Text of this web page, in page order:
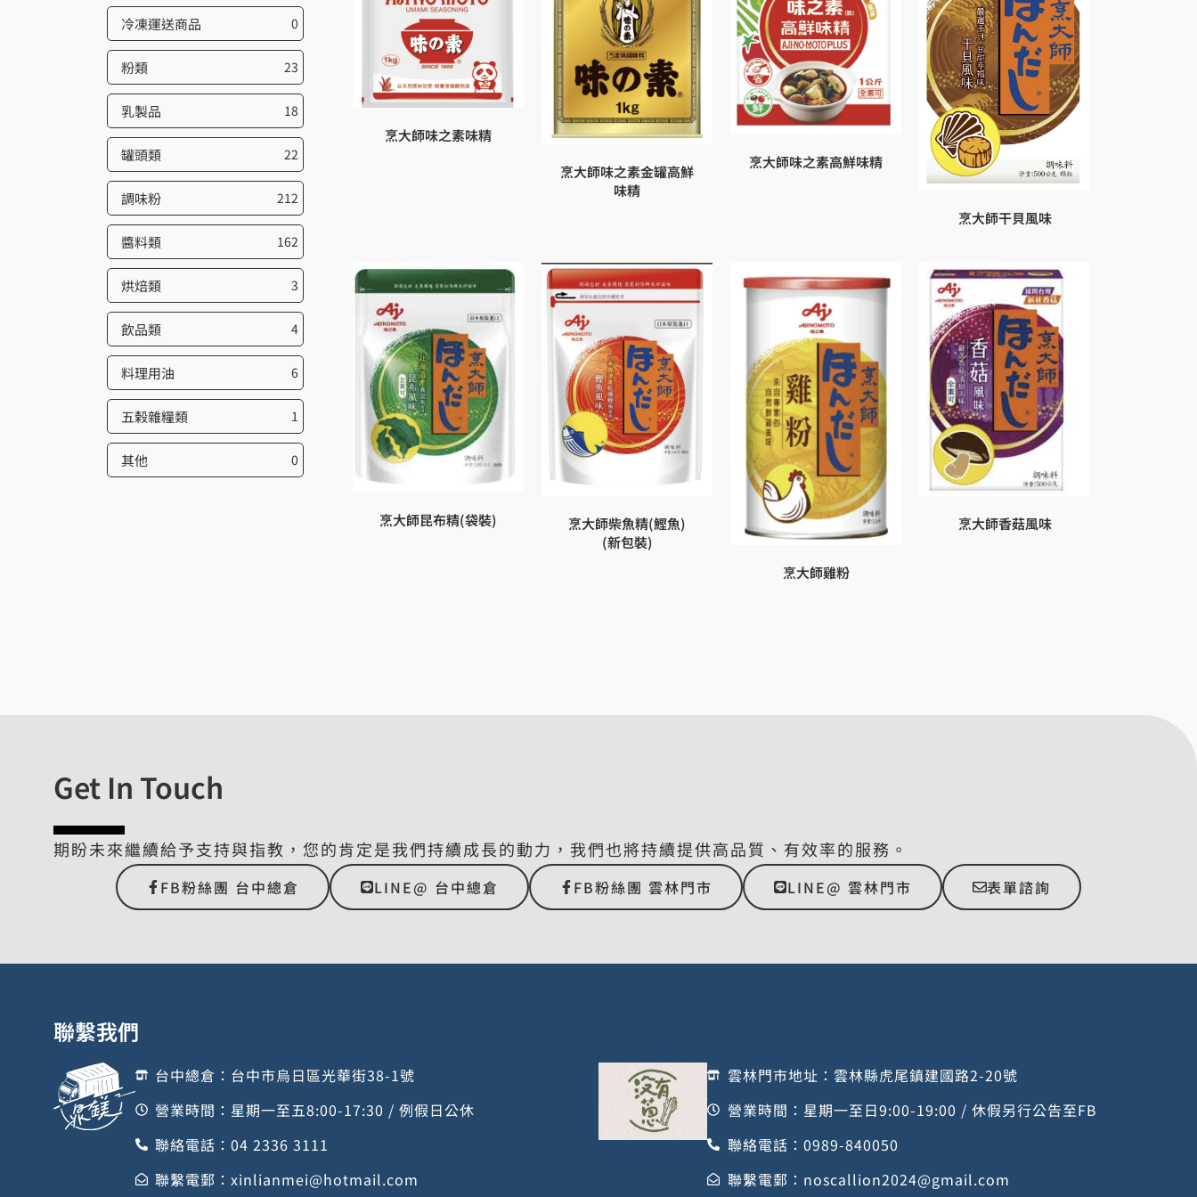
冷凍運送商品 0
粉類 23
乳製品 18
罐頭類 22
調味粉 212
醬料類 162
烘焙類 3
飲品類 4
料理用油 6
五榖雜糧類 1
其他 0
烹大師味之素味精
烹大師味之素金罐高鮮
味精
烹大師味之素高鮮味精
烹大師干貝風味
烹大師昆布精(袋裝)
烹大師柴魚精(鰹魚)
(新包裝)
烹大師雞粉
烹大師香菇風味
Get In Touch
期盼未來繼續給予支持與指教，您的肯定是我們持續成長的動力，我們也將持續提供高品質、有效率的服務。
FB粉絲團 台中總倉 LINE@ 台中總倉 FB粉絲團 雲林門市 LINE@ 雲林門市 表單諮詢
聯繫我們
台中總倉：台中市烏日區光華街38-1號
營業時間：星期一至五8:00-17:30 / 例假日公休
聯絡電話：04 2336 3111
聯繫電郵：xinlianmei@hotmail.com
雲林門市地址：雲林縣虎尾鎮建國路2-20號
營業時間：星期一至日9:00-19:00 / 休假另行公告至FB
聯絡電話：0989-840050
聯繫電郵： noscallion2024@gmail.com